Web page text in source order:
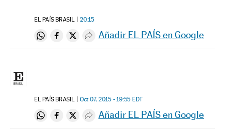
EL PAÍS BRASIL 20:15
Compartir en Whatsapp
Compartir en Facebook
Compartir en Twitter
Desplegar Redes Sociales
Añadir EL PAÍS en Google
EL PAÍS BRASIL Oct 07, 2015 - 19:55 EDT
Compartir en Whatsapp
Compartir en Facebook
Compartir en Twitter
Desplegar Redes Sociales
Añadir EL PAÍS en Google